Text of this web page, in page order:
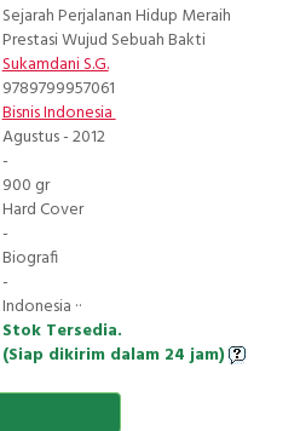
Sejarah Perjalanan Hidup Meraih
Prestasi Wujud Sebuah Bakti
Sukamdani S.G.
9789799957061
Bisnis Indonesia
Agustus - 2012
-
900 gr
Hard Cover
-
Biografi
-
Indonesia ··
Stok Tersedia.
(Siap dikirim dalam 24 jam)